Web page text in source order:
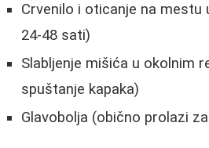
Crvenilo i oticanje na mestu
24-48 sati)
Slabljenje mišića u okolnim
spuštanje kapaka)
Glavobolja (obično prolazi